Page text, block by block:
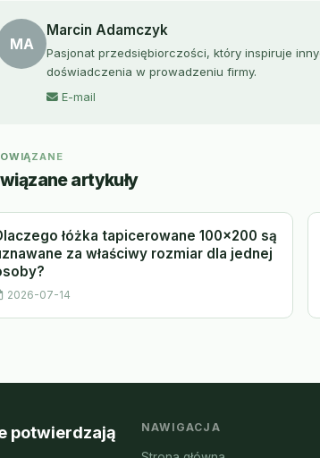
MA
Marcin Adamczyk
Pasjonat przedsiębiorczości, który inspiruje
doświadczenia w prowadzeniu firmy.
E-mail
artykuły
łóżka tapicerowane 100x200 są
za właściwy rozmiar dla jednej
2026-07-14
potwierdzają
NAWIGACJA